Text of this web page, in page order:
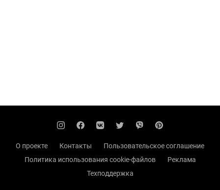
О проекте Контакты
Пользовательское соглашение
Политика использования cookie-файлов
Реклама
Техподдержка